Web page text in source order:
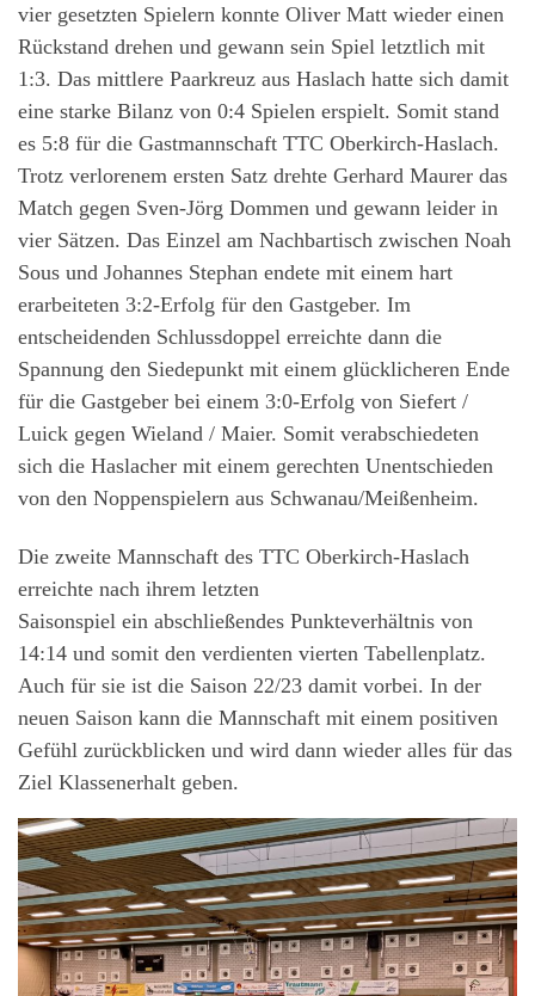
vier gesetzten Spielern konnte Oliver Matt wieder einen
Rückstand drehen und gewann sein Spiel letztlich mit
1:3. Das mittlere Paarkreuz aus Haslach hatte sich damit
eine starke Bilanz von 0:4 Spielen erspielt. Somit stand
es 5:8 für die Gastmannschaft TTC Oberkirch-Haslach.
Trotz verlorenem ersten Satz drehte Gerhard Maurer das
Match gegen Sven-Jörg Dommen und gewann leider in
vier Sätzen. Das Einzel am Nachbartisch zwischen Noah
Sous und Johannes Stephan endete mit einem hart
erarbeiteten 3:2-Erfolg für den Gastgeber. Im
entscheidenden Schlussdoppel erreichte dann die
Spannung den Siedepunkt mit einem glücklicheren Ende
für die Gastgeber bei einem 3:0-Erfolg von Siefert /
Luick gegen Wieland / Maier. Somit verabschiedeten
sich die Haslacher mit einem gerechten Unentschieden
von den Noppenspielern aus Schwanau/Meißenheim.
Die zweite Mannschaft des TTC Oberkirch-Haslach
erreichte nach ihrem letzten
Saisonspiel ein abschließendes Punkteverhältnis von
14:14 und somit den verdienten vierten Tabellenplatz.
Auch für sie ist die Saison 22/23 damit vorbei. In der
neuen Saison kann die Mannschaft mit einem positiven
Gefühl zurückblicken und wird dann wieder alles für das
Ziel Klassenerhalt geben.